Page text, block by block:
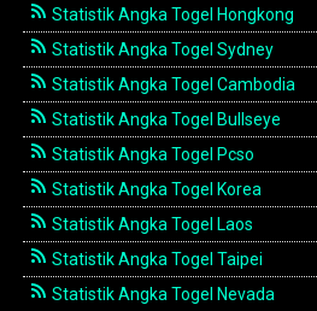
Statistik Angka Togel Hongkong
Statistik Angka Togel Sydney
Statistik Angka Togel Cambodia
Statistik Angka Togel Bullseye
Statistik Angka Togel Pcso
Statistik Angka Togel Korea
Statistik Angka Togel Laos
Statistik Angka Togel Taipei
Statistik Angka Togel Nevada